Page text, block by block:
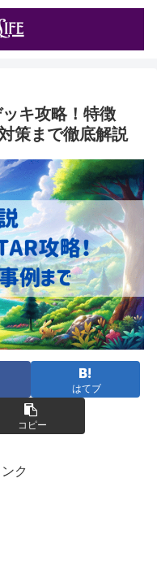
キ攻略！特徴
策まで徹底解説
はてブ
コピー
ク